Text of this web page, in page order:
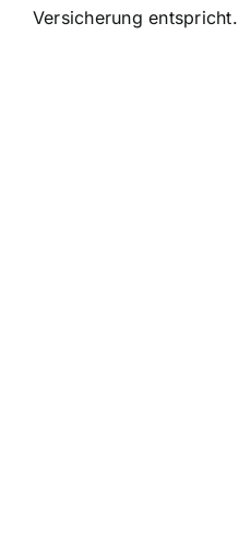
Versicherung entspricht.